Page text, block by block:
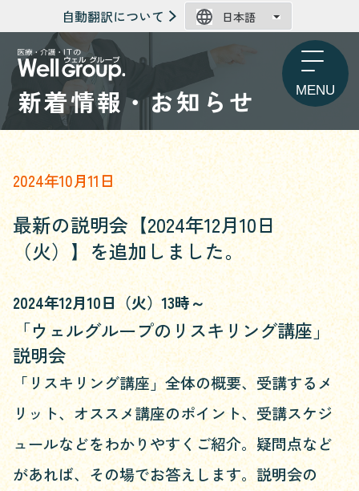
自動翻訳について
新着情報・お知らせ
2024年10月11日
最新の説明会【2024年12月10日
（火）】を追加しました。
2024年12月10日（火）13時～
「ウェルグループのリスキリング講座」
説明会
「リスキリング講座」全体の概要、受講するメ
リット、オススメ講座のポイント、受講スケジ
ュールなどをわかりやすくご紹介。疑問点など
があれば、その場でお答えします。説明会の